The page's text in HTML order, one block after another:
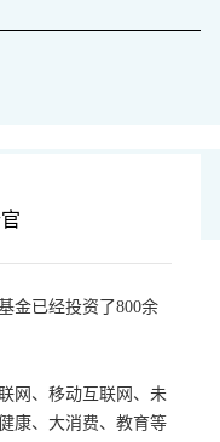
金已经投资了800余
网、移动互联网、未
康、大消费、教育等